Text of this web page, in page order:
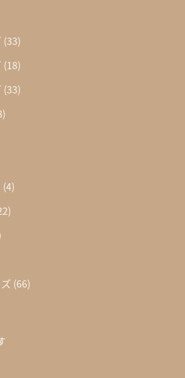
(33)
(18)
(33)
(4)
(66)